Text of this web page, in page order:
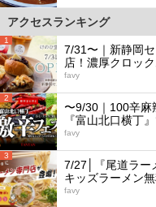
アクセスランキング
1
7/31〜｜新静岡
店！濃厚クロッ
favy
2
〜9/30｜100辛麻
『富山北口横丁
favy
3
7/27│『尾道ラー
キッズラーメン
favy